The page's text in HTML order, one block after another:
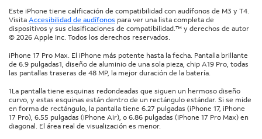
Este iPhone tiene calificación de compatibilidad con audífonos de M3 y T4.
Visita Accesibilidad de audífonos para ver una lista completa de
dispositivos y sus clasificaciones de compatibilidad.™ y derechos de autor
© 2026 Apple Inc. Todos los derechos reservados.
iPhone 17 Pro Max. El iPhone más potente hasta la fecha. Pantalla brillante
de 6.9 pulgadas1, diseño de aluminio de una sola pieza, chip A19 Pro, todas
las pantallas traseras de 48 MP, la mejor duración de la batería.
1La pantalla tiene esquinas redondeadas que siguen un hermoso diseño
curvo, y estas esquinas están dentro de un rectángulo estándar. Si se mide
en forma de rectángulo, la pantalla tiene 6.27 pulgadas (iPhone 17, iPhone
17 Pro), 6.55 pulgadas (iPhone Air), o 6.86 pulgadas (iPhone 17 Pro Max) en
diagonal. El área real de visualización es menor.